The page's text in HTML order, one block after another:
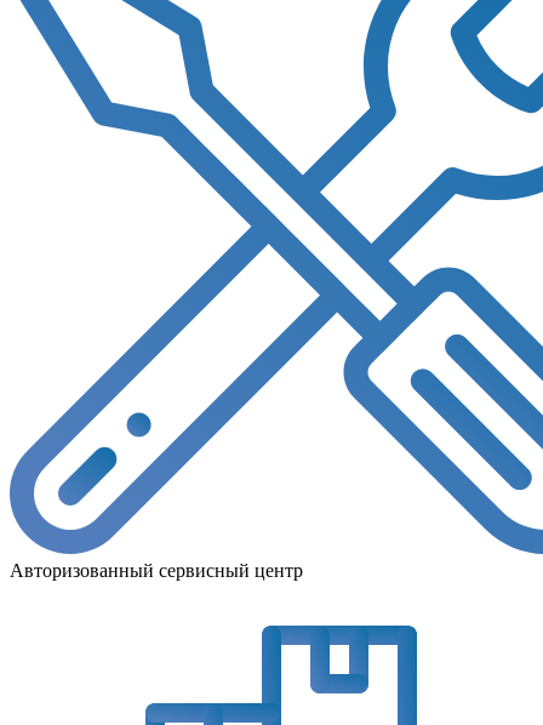
Авторизованный сервисный центр